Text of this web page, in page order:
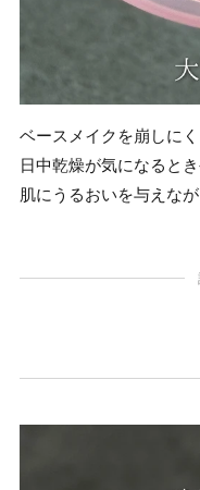
ベースメイクを崩しにく
日中乾燥が気になると
肌にうるおいを与えな